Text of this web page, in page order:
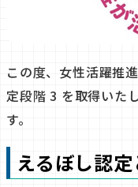
この度、女性活躍推
定段階 3 を取得いた
す。
えるぼし認